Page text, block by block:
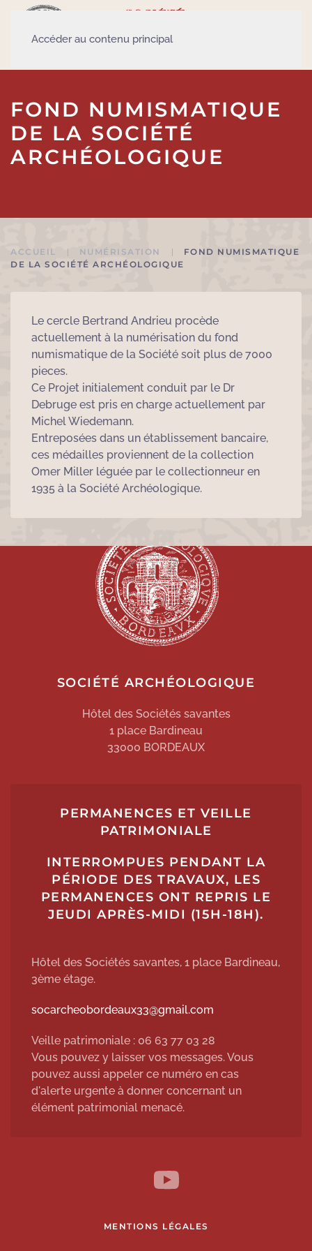
Accéder au contenu principal
FOND NUMISMATIQUE
DE LA SOCIÉTÉ
ARCHÉOLOGIQUE
ACCUEIL NUMÉRISATION
FOND NUMISMATIQUE
DE LA SOCIÉTÉ ARCHÉOLOGIQUE
Le cercle Bertrand Andrieu procède
actuellement à la numérisation du fond
numismatique de la Société soit plus de 7000
pieces.
Ce Projet initialement conduit par le Dr
Debruge est pris en charge actuellement par
Michel Wiedemann.
Entreposées dans un établissement bancaire,
ces médailles proviennent de la collection
Omer Miller léguée par le collectionneur en
1935 à la Société Archéologique.
SOCIÉTÉ ARCHÉOLOGIQUE
Hôtel des Sociétés savantes
1 place Bardineau
33000 BORDEAUX
PERMANENCES ET VEILLE
PATRIMONIALE
INTERROMPUES PENDANT LA
PÉRIODE DES TRAVAUX, LES
PERMANENCES ONT REPRIS LE
JEUDI APRÈS-MIDI (15H-18H).
Hôtel des Sociétés savantes, 1 place Bardineau,
3ème étage.
socarcheobordeaux33@gmail.com
Veille patrimoniale : 06 63 77 03 28
Vous pouvez y laisser vos messages. Vous
pouvez aussi appeler ce numéro en cas
d'alerte urgente à donner concernant un
élément patrimonial menacé.
MENTIONS LÉGALES